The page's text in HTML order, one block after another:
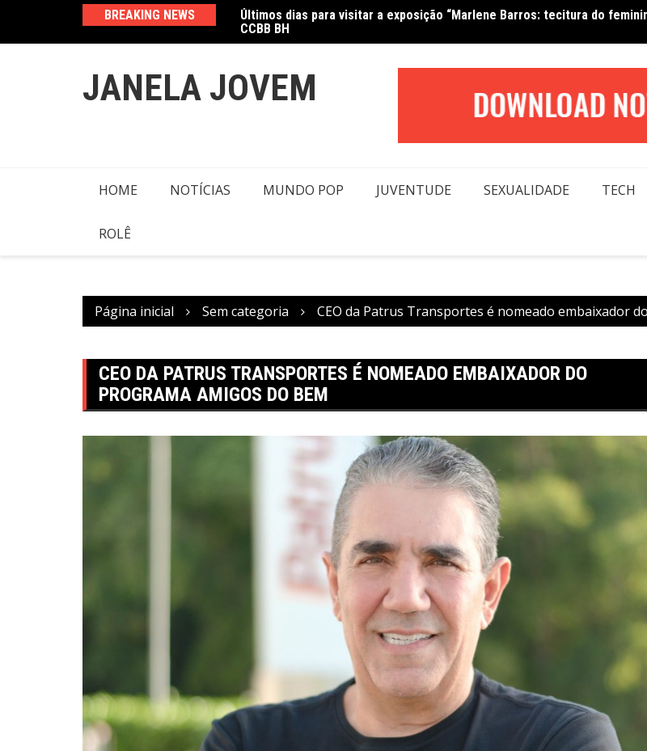
o
BREAKING NEWS
CCBB BH
Amanda Mangili transforma beleza e inclusão em conexão real nas redes
JANELA JOVEM
HOME NOTÍCIAS MUNDO POP JUVENTUDE SEXUALIDADE TECH
ROLÊ
Página inicial Sem categoria CEO da Patrus Transportes é nomeado embaixador
CEO DA PATRUS TRANSPORTES É NOMEADO EMBAIXADOR DO
PROGRAMA AMIGOS DO BEM